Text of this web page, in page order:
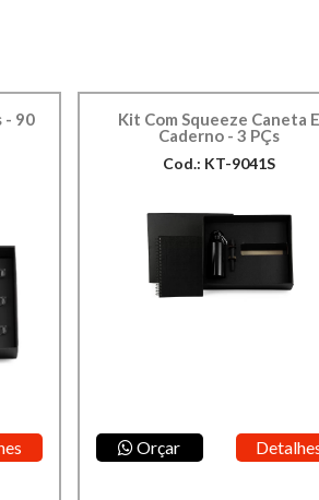
- 90
Kit Com Squeeze Caneta E
Caderno - 3 PÇs
Cod.: KT-9041S
Orçar